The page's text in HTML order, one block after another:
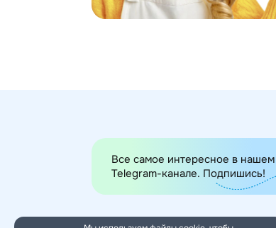
Все самое интересное в нашем
Telegram-канале. Подпишись!